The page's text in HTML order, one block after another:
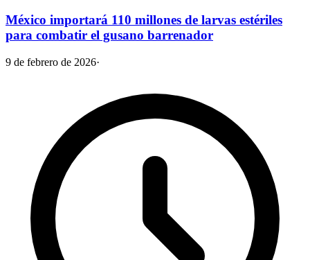
México importará 110 millones de larvas estériles
para combatir el gusano barrenador
9 de febrero de 2026·